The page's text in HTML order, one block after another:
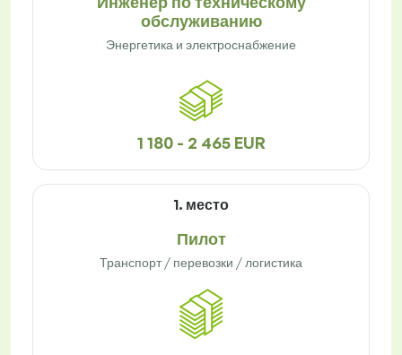
обслуживанию
Энергетика и электроснабжение
1 180 - 2 465 EUR
1. место
Пилот
Транспорт / перевозки / логистика